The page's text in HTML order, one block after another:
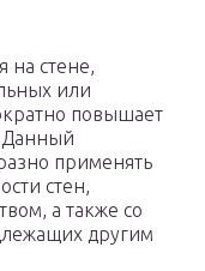
на стене,
или
повышает
Данный
применять
стен,
а также со
другим